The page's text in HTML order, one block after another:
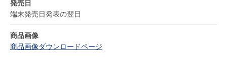
発売日
端末発売日発表の翌日
商品画像
商品画像ダウンロードページ